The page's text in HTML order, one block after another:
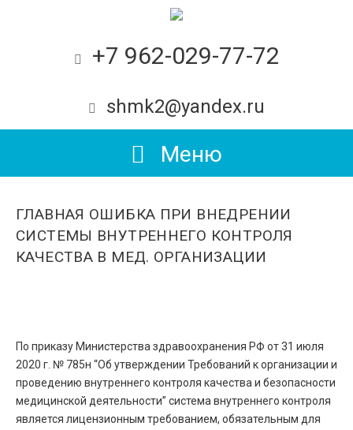
+7 962-029-77-72
shmk2@yandex.ru
Меню
ГЛАВНАЯ ОШИБКА ПРИ ВНЕДРЕНИИ
СИСТЕМЫ ВНУТРЕННЕГО КОНТРОЛЯ
КАЧЕСТВА В МЕД. ОРГАНИЗАЦИИ
По приказу Министерства здравоохранения РФ от 31 июля
2020 г. № 785н “Об утверждении Требований к организации и
проведению внутреннего контроля качества и безопасности
медицинской деятельности” система внутреннего контроля
является лицензионным требованием, обязательным для